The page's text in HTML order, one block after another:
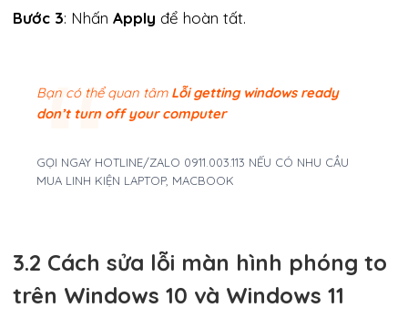
Bước 3: Nhấn Apply để hoàn tất.
Bạn có thể quan tâm Lỗi getting windows ready
don’t turn off your computer
GỌI NGAY HOTLINE/ZALO 0911.003.113 NẾU CÓ NHU CẦU
MUA LINH KIỆN LAPTOP, MACBOOK
3.2 Cách sửa lỗi màn hình phóng to
trên Windows 10 và Windows 11